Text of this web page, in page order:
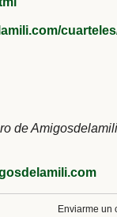
de
Enviarme un